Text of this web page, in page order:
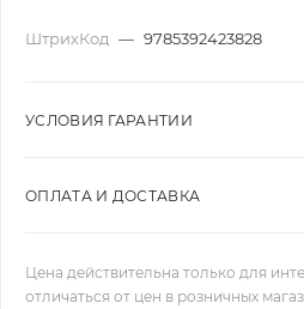
ШтрихКод — 9785392423828
УСЛОВИЯ ГАРАНТИИ
ОПЛАТА И ДОСТАВКА
Цена действительна только для
отличаться от цен в розничных